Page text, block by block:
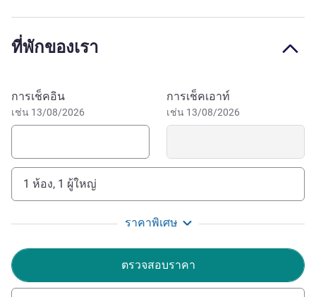
minutes from Roissy Charles de Gaulle airport and the
Villepinte exhibition center and 50 minutes from Paris.
Accessible by train or RER D from the Gare du Nord. Close
Chantillyf with its stunning castles and Living Horse
Museum.
ที่พักของเรา
จองโรงแรมนี้
การเช็คอิน
เช่น 13/08/2026
การเช็คเอาท์
เช่น 13/08/2026
1 ห้อง, 1 ผู้ใหญ่
ราคาพิเศษ
ตรวจสอบราคา